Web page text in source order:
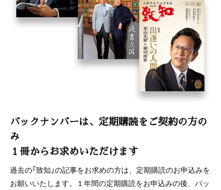
バックナンバーは、定期購読をご契約の方の
み
１冊からお求めいただけます
過去の「致知」の記事をお求めの方は、定期購読のお申込みを
お願いいたします。１年間の定期購読をお申込みの後、バッ